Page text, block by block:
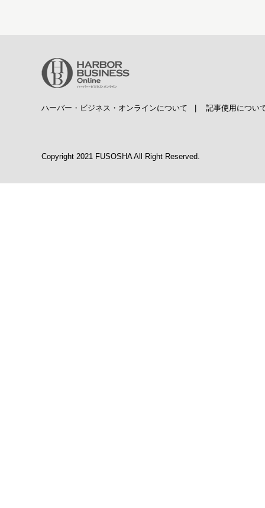
ハーバー・ビジネス・オンラインについて | 記事使用につい
Copyright 2021 FUSOSHA All Right Reserved.